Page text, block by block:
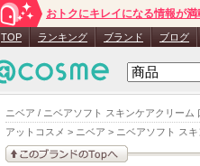
ニベア / ニベアソフト スキンケアクリーム
アットコスメ > ニベア > ニベアソフト ス
おトクにキレイになる情報が満
TOP ランキング ブランド ブログ